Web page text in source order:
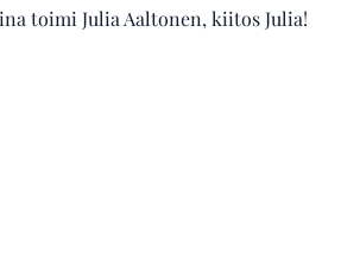
toimi Julia Aaltonen, kiitos Julia!